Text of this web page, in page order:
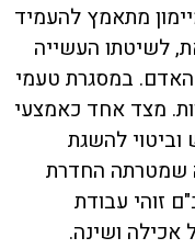
מתאמץ להעמיד
לשיטתו העשייה
האדם. במסגרת טעמי
מצד אחד כאמצעי
להשגת
שמטרתה החדרת
זוהי עבודת
אכילה ושינה.